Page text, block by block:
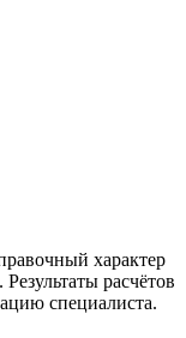
характер
расчётов
специалиста.